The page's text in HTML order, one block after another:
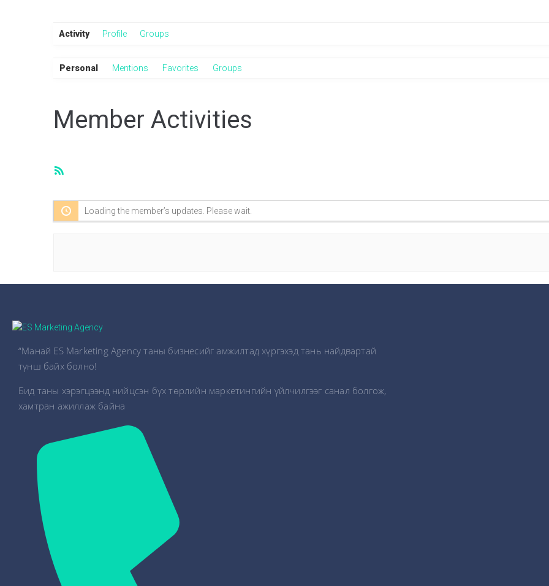
Activity Profile Groups
Personal Mentions Favorites Groups
Member Activities
Loading the member’s updates. Please wait.
“Манай ES Marketing Agency таны бизнесийг амжилтад хүргэхэд тань найдвартай
түнш байх болно!
Бид таны хэрэгцээнд нийцсэн бүх төрлийн маркетингийн үйлчилгээг санал болгож,
хамтран ажиллаж байна